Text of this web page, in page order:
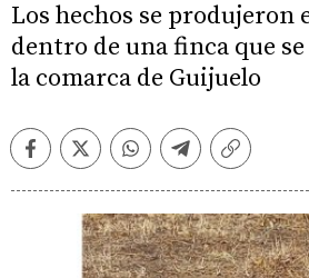
Los hechos se produjeron
dentro de una finca que
la comarca de Guijuelo
FacebookTwitterWhatsappTelegramCopiar